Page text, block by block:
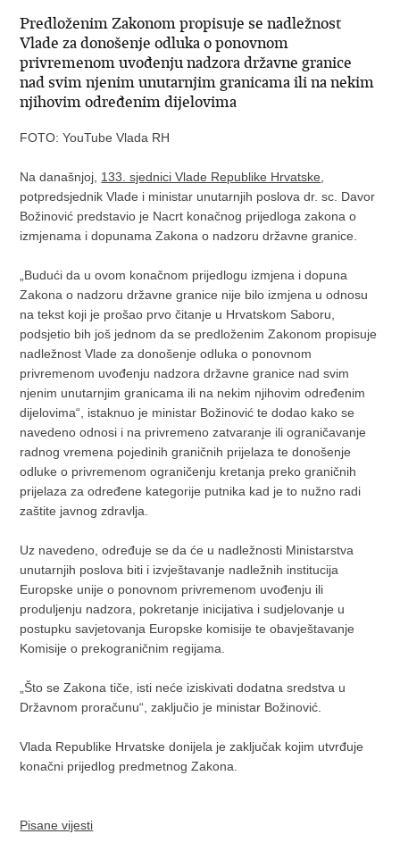
Predloženim Zakonom propisuje se nadležnost
Vlade za donošenje odluka o ponovnom
privremenom uvođenju nadzora državne granice
nad svim njenim unutarnjim granicama ili na nekim
njihovim određenim dijelovima
FOTO: YouTube Vlada RH
Na današnjoj, 133. sjednici Vlade Republike Hrvatske
potpredsjednik Vlade i ministar unutarnjih poslova dr. sc. Davor
Božinović predstavio je Nacrt konačnog prijedloga zakona o
izmjenama i dopunama Zakona o nadzoru državne granice.
„Budući da u ovom konačnom prijedlogu izmjena i dopuna
Zakona o nadzoru državne granice nije bilo izmjena u odnosu
na tekst koji je prošao prvo čitanje u Hrvatskom Saboru,
podsjetio bih još jednom da se predloženim Zakonom propisuje
nadležnost Vlade za donošenje odluka o ponovnom
privremenom uvođenju nadzora državne granice nad svim
njenim unutarnjim granicama ili na nekim njihovim određenim
dijelovima“, istaknuo je ministar Božinović te dodao kako se
navedeno odnosi i na privremeno zatvaranje ili ograničavanje
radnog vremena pojedinih graničnih prijelaza te donošenje
odluke o privremenom ograničenju kretanja preko graničnih
prijelaza za određene kategorije putnika kad je to nužno radi
zaštite javnog zdravlja.
Uz navedeno, određuje se da će u nadležnosti Ministarstva
unutarnjih poslova biti i izvještavanje nadležnih institucija
Europske unije o ponovnom privremenom uvođenju ili
produljenju nadzora, pokretanje inicijativa i sudjelovanje u
postupku savjetovanja Europske komisije te obavještavanje
Komisije o prekograničnim regijama.
„Što se Zakona tiče, isti neće iziskivati dodatna sredstva u
Državnom proračunu“, zaključio je ministar Božinović.
Vlada Republike Hrvatske donijela je zaključak kojim utvrđuje
konačni prijedlog predmetnog Zakona.
Pisane vijesti